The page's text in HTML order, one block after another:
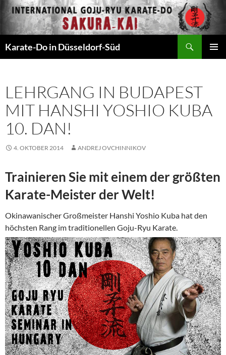
Zum
Inhalt
springen
Karate-Do in Düsseldorf-Süd
LEHRGANG IN BUDAPEST
MIT HANSHI YOSHIO KUBA
10. DAN!
4. OKTOBER 2014 ANDREJ OVCHINNIKOV
Trainieren Sie mit einem der größten
Karate-Meister der Welt!
Okinawanischer Großmeister Hanshi Yoshio Kuba hat den
höchsten Rang im traditionellen Goju-Ryu Karate.